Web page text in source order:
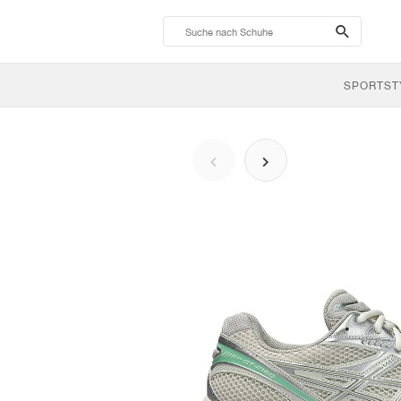
search-
btn